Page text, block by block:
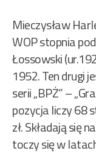
Mieczysław
WOP stopnia
Łossowski
1952. Ten drugi
serii „BPŻ” –
pozycja liczy 68
zł. Składają się
toczy się w